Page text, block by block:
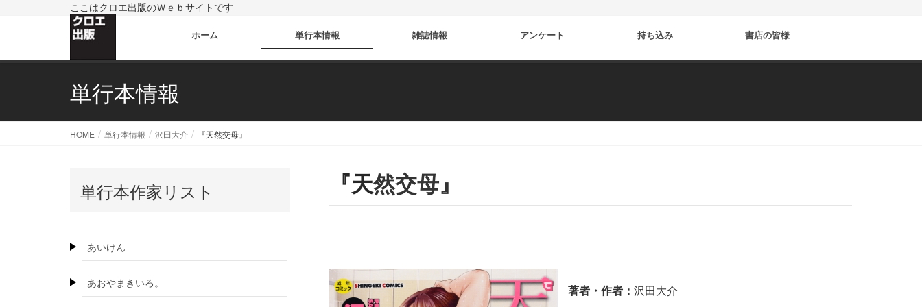
ここはクロエ出版のＷｅｂサイトです
ホーム 単行本情報 雑誌情報 アンケート 持ち込み 書店の皆様
単行本情報
HOME 単行本情報 沢田大介 『天然交母』
『天然交母』
著者・作者：沢田大介
単行本作家リスト
あいけん
あおやまきいろ。